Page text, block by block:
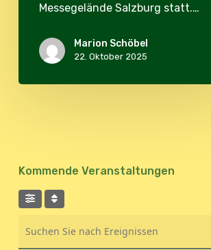
Messegelände Salzburg statt.…
Marion Schöbel
22. Oktober 2025
Kommende Veranstaltungen